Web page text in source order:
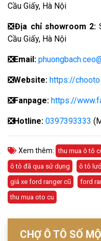
Cầu Giấy, Hà Nội
❎Địa chỉ showroom 2:
Cầu Giấy, Hà Nội
❎Email:
❎Website: https://
❎Fanpage: https://
❎Hotline: 0397393333
Xem thêm: thu mua ô tô
ô tô đã qua sử dụng
ô tô
giá xe ford ranger cũ
ford
thu mua oto cu
CHỢ Ô TÔ SỐ